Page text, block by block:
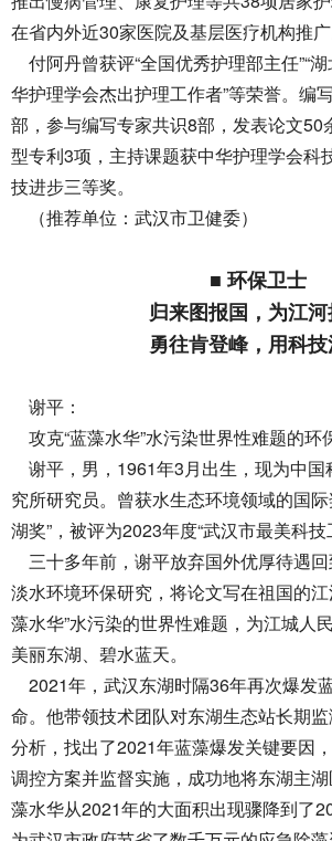
在省内外近30家医院及基层医疗机构推广
付阿丹曾获评“全国优秀护理部主任”“湖
华护理学会杰出护理工作者”等荣誉。编
部，参与编写专家共识8部，发表论文50
型专利3项，主持课题获中华护理学会科
技进步三等奖。
（推荐单位：武汉市卫健委）
■ 环保卫士
归来图报国，为江河
勇往肯登峰，用科技
谢平：
攻克“蓝藻水华”水污染世界性难题的环
谢平，男，1961年3月出生，现为中国
究所研究员。曾获水生态环境领域的国
湖奖”，被评为2023年度“武汉市最美科技
三十多年前，谢平放弃国外优厚待遇
淡水环境环保研究，将论文写在祖国的
藻水华”水污染的世界性难题，为江城人
美丽东湖、碧水蓝天。
2021年，武汉东湖时隔36年再次爆发
命。他带领技术团队对东湖生态站长期
分析，找出了2021年蓝藻爆发关键要因
调控方案并监督实施，成功地将东湖主
藻水华从2021年的大面积出现骤降到了